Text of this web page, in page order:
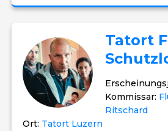
Tatort
Kommissar:
Ritschard
Ort: Tatort Luzern